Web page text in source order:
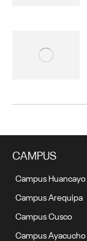
CAMPUS
Campus Huancayo
Campus Arequipa
Campus Cusco
Campus Ayacucho